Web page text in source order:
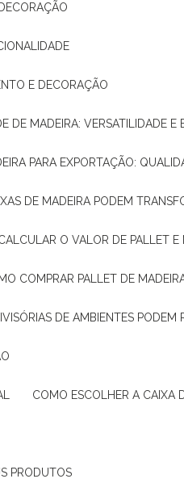
E DECORAÇÃO
DE MADEIRA: VERSATILIDADE E
PARA EXPORTAÇÃO:
DE MADEIRA PODEM
CALCULAR O VALOR DE PALLET
COMPRAR PALLET DE
DE AMBIENTES
COMO ESCOLHER A CAIXA
PRODUTOS